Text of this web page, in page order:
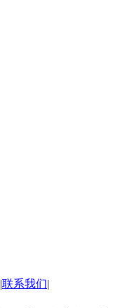
|联系我们|